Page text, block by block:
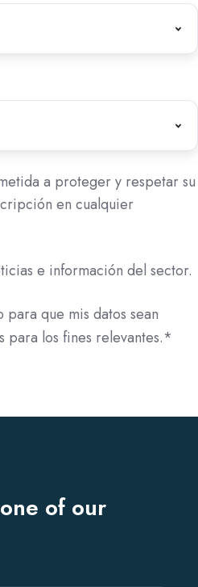
a proteger y respetar su
en cualquier
e información del sector.
que mis datos sean
para los fines relevantes.*
of our